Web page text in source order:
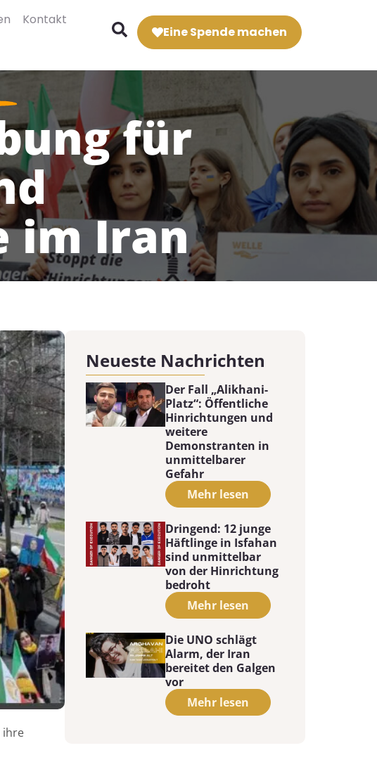
Kontakt
Eine Spende machen
für
im Iran
ihre
Neueste Nachrichten
Der Fall „Alikhani-
Platz“: Öffentliche
Hinrichtungen und
weitere
Demonstranten in
unmittelbarer
Gefahr
Mehr lesen
Dringend: 12 junge
Häftlinge in Isfahan
sind unmittelbar
von der Hinrichtung
bedroht
Mehr lesen
Die UNO schlägt
Alarm, der Iran
bereitet den Galgen
vor
Mehr lesen